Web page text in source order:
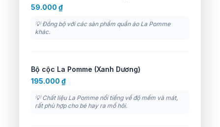
59.000 ₫
💡 Đồng bộ với các sản phẩm quần áo La Pomme
khác.
Bộ cộc La Pomme (Xanh Dương)
195.000 ₫
💡 Chất liệu La Pomme nổi tiếng về độ mềm và mát,
rất phù hợp cho bé hay ra mồ hôi.